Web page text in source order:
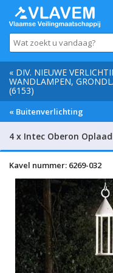
« DIV. NIEUWE
WANDLAMPEN,
(6153)
« Buitenverlichting
4 x Intec Oberon
Kavel nummer: 6269-032